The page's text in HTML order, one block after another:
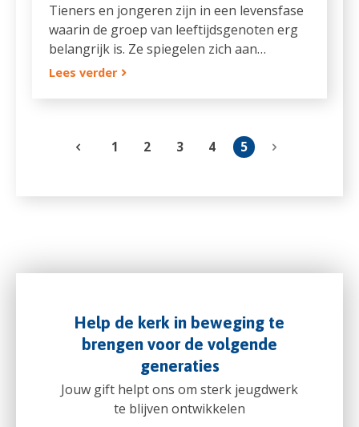
Tieners en jongeren zijn in een levensfase
waarin de groep van leeftijdsgenoten erg
belangrijk is. Ze spiegelen zich aan…
Lees verder
1 2 3 4 5
Help de kerk in beweging te
brengen voor de volgende
generaties
Jouw gift helpt ons om sterk jeugdwerk
te blijven ontwikkelen